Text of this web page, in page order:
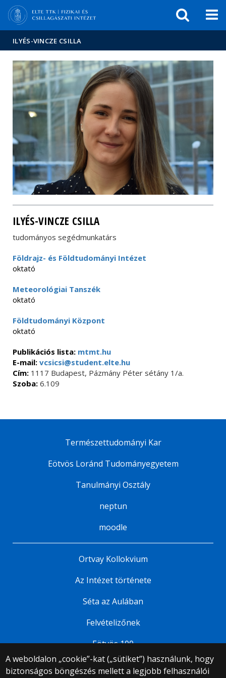
Események
sajtóban
ILYÉS-VINCZE CSILLA
ILYÉS-VINCZE CSILLA
tudományos segédmunkatárs
Földrajz- és Földtudományi Intézet
oktató
Meteorológiai Tanszék
oktató
Földtudományi Központ
oktató
Publikációs lista: mtmt.hu
E-mail: vcsicsi@student.elte.hu
Cím: 1117 Budapest, Pázmány Péter sétány 1/a.
Szoba: 6.109
A weboldalon „cookie”-kat („sütiket”) használunk, hogy
biztonságos böngészés mellett a legjobb felhasználói
Természettudományi Kar
Eötvös Loránd Tudományegyetem
Tanulmányi Osztály
neptun
moodle
Ortvay Kollokvium
Az Intézet története
Séta az Aulában
Felvételizőnek
Eötvös 100
© 2025 Eötvös Loránd Tudományegyetem